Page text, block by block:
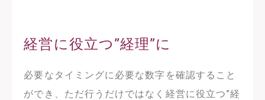
経営に役立つ”経理”に
必要なタイミングに必要な数字を確認すること
ができ、ただ行うだけではなく経営に役立つ”経